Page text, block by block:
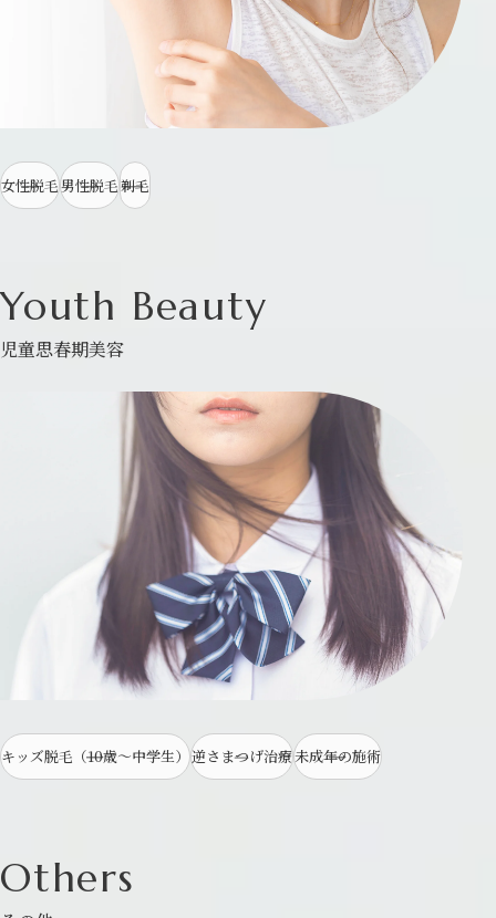
女性脱毛男性脱毛剃毛
Youth Beauty
児童思春期美容
キッズ脱毛（10歳～中学生）逆さまつげ治療未成年の施術
Others